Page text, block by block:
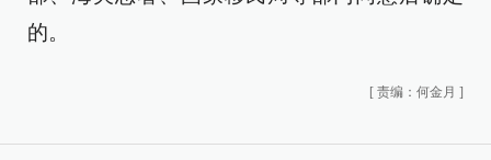
的。
[ 责编：何金月 ]